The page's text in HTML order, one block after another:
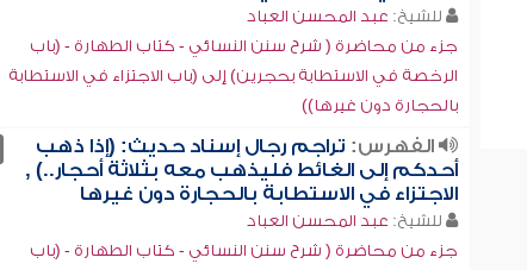
للشيخ: عبد المحسن العباد
جزء من محاضرة ( شرح سنن النسائي - كتاب الطهارة - (باب
الرخصة في الاستطابة بحجرين) إلى (باب الاجتزاء في الاستطابة
بالحجارة دون غيرها))
الفهرس: تراجم رجال إسناد حديث: (إذا ذهب
أحدكم إلى الغائط فليذهب معه بثلاثة أحجار..) ,
الاجتزاء في الاستطابة بالحجارة دون غيرها
للشيخ: عبد المحسن العباد
جزء من محاضرة ( شرح سنن النسائي - كتاب الطهارة - (باب